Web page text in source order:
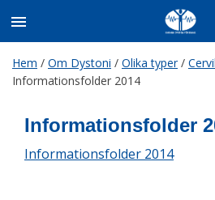
Hem / Om Dystoni / Olika typer/
Informationsfolder 2014
Informationsfolder
Informationsfolder 2014